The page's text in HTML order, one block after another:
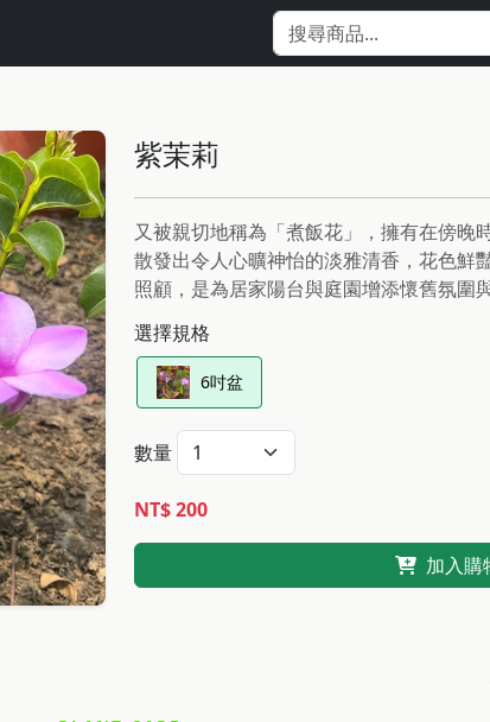
紫茉莉
又被親切地稱為「煮飯花」，擁有在傍晚
散發出令人心曠神怡的淡雅清香，花色鮮
照顧，是為居家陽台與庭園增添懷舊氛圍
選擇規格
6吋盆
數量
NT$ 200
加入購